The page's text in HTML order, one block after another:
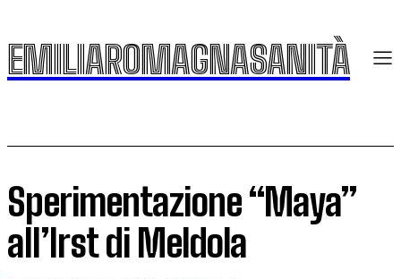
EMILIAROMAGNASANITÀ
Sperimentazione “Maya”
all’Irst di Meldola